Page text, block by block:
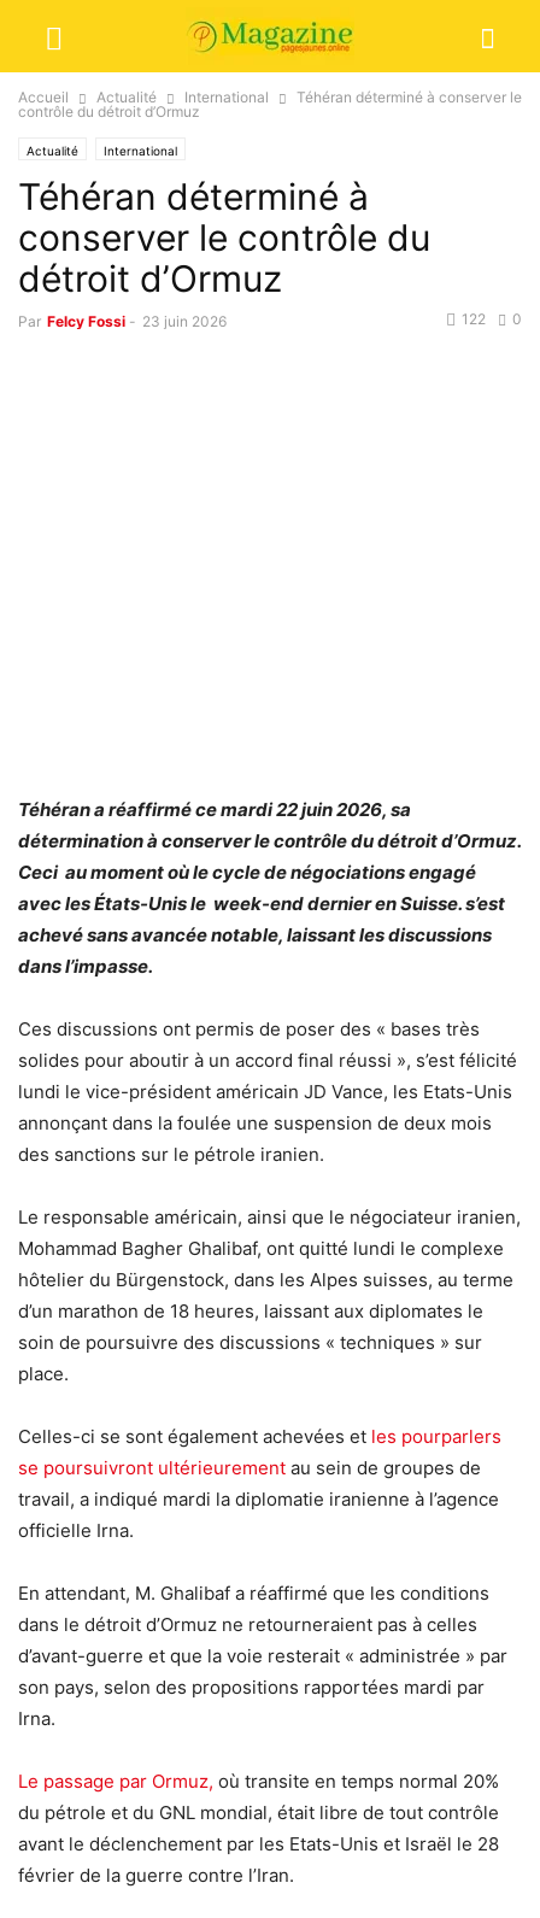
Accueil Actualité International
Téhéran déterminé à conserver le
contrôle du détroit d’Ormuz
Actualité International
Téhéran déterminé à
conserver le contrôle du
détroit d’Ormuz
Par Felcy Fossi - 23 juin 2026 0
122
Téhéran a réaffirmé ce mardi 22 juin 2026, sa
détermination à conserver le contrôle du détroit d’Ormuz.
Ceci au moment où le cycle de négociations engagé
avec les États-Unis le week-end dernier en Suisse. s’est
achevé sans avancée notable, laissant les discussions
dans l’impasse.
Ces discussions ont permis de poser des « bases très
solides pour aboutir à un accord final réussi », s’est félicité
lundi le vice-président américain JD Vance, les Etats-Unis
annonçant dans la foulée une suspension de deux mois
des sanctions sur le pétrole iranien.
Le responsable américain, ainsi que le négociateur iranien,
Mohammad Bagher Ghalibaf, ont quitté lundi le complexe
hôtelier du Bürgenstock, dans les Alpes suisses, au terme
d’un marathon de 18 heures, laissant aux diplomates le
soin de poursuivre des discussions « techniques » sur
place.
Celles-ci se sont également achevées et les pourparlers
se poursuivront ultérieurement au sein de groupes de
travail, a indiqué mardi la diplomatie iranienne à l’agence
officielle Irna.
En attendant, M. Ghalibaf a réaffirmé que les conditions
dans le détroit d’Ormuz ne retourneraient pas à celles
d’avant-guerre et que la voie resterait « administrée » par
son pays, selon des propositions rapportées mardi par
Irna.
Le passage par Ormuz, où transite en temps normal 20%
du pétrole et du GNL mondial, était libre de tout contrôle
avant le déclenchement par les Etats-Unis et Israël le 28
février de la guerre contre l’Iran.